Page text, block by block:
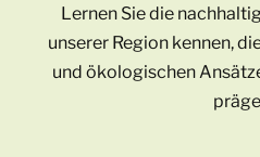
Lernen Sie die
unserer Region kennen,
und ökologischen